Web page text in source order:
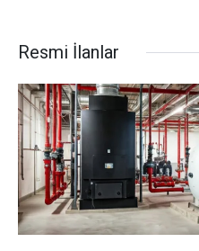
Resmi İlanlar